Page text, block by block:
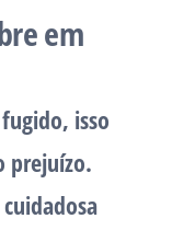
em
isso
prejuízo.